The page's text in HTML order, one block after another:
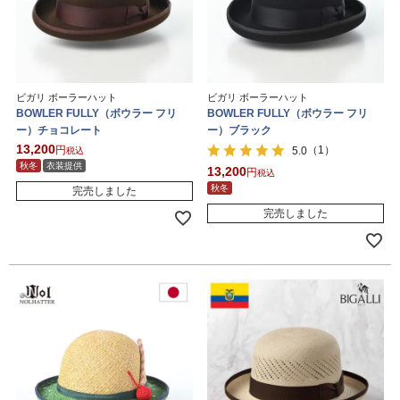
ビガリ ボーラーハット
BOWLER FULLY（ボウラー フリ
ー）チョコレート
13,200
税込
秋冬
衣装提供
完売しました
ビガリ ボーラーハット
BOWLER FULLY（ボウラー フリ
ー）ブラック
5.0 （1）
13,200
税込
秋冬
完売しました